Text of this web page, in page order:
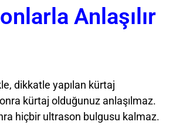
Anlaşılır
dikkatle yapılan kürtaj
kürtaj olduğunuz anlaşılmaz.
hiçbir ultrason bulgusu kalmaz.